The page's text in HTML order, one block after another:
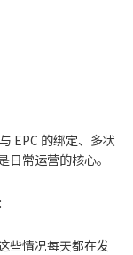
EPC 的绑定、多状
常运营的核心。
些情况每天都在发